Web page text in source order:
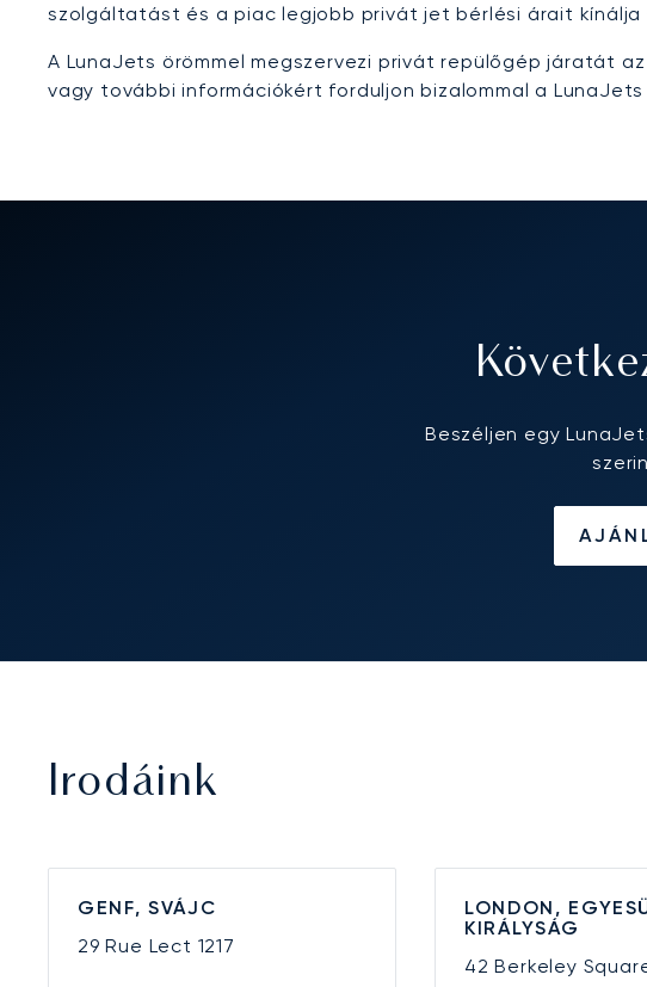
szolgáltatást és a piac legjobb privát jet bérlési árait kínálja
A LunaJets örömmel megszervezi privát repülőgép járatát
vagy további információkért forduljon bizalommal a
Beszéljen egy
Irodáink
GENF, SVÁJC
29 Rue Lect 1217
LONDON,
KIRÁLYSÁG
42 Berkeley